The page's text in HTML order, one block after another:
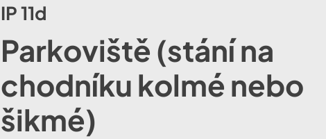
IP 11d
Parkoviště (stání na
chodníku kolmé nebo
šikmé)